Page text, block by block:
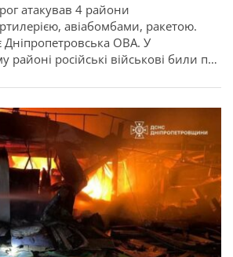
атакував 4 райони
авіабомбами, ракетою.
Дніпропетровська ОВА. У
районі російські військові били по
громадах.